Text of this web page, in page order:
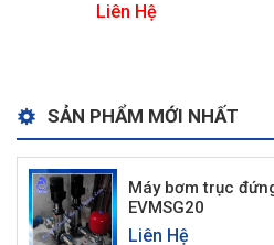
Liên Hệ
SẢN PHẨM MỚI NHẤT
Máy bơm trục
EVMSG20
Liên Hệ